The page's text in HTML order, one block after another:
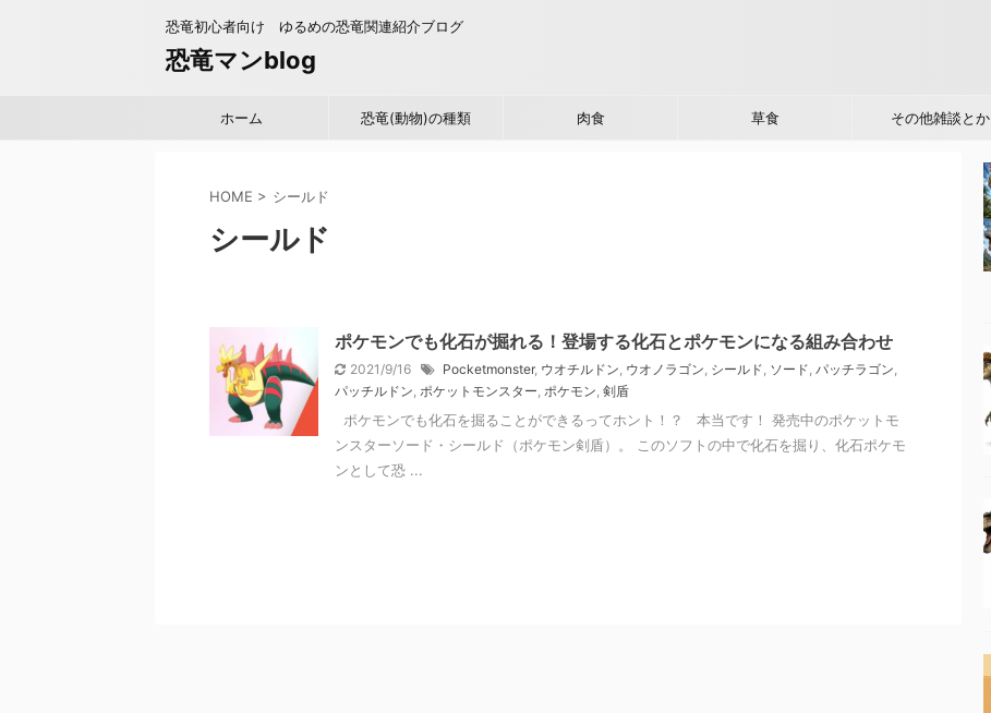
恐竜初心者向け ゆるめの恐竜関連紹介ブログ
恐竜マンblog
ホーム 恐竜(動物)の種類 肉食 草食 その他雑談とか
HOME > シールド
シールド
ポケモンでも化石が掘れる！登場する化石とポケモンになる組み合わせ
2021/9/16 Pocketmonster, ウオチルドン, ウオノラゴン, シールド, ソード, パッチラゴン,
パッチルドン, ポケットモンスター, ポケモン, 剣盾
ポケモンでも化石を掘ることができるってホント！？ 本当です！ 発売中のポケットモ
ンスターソード・シールド（ポケモン剣盾）。 このソフトの中で化石を掘り、化石ポケモ
ンとして恐 ...